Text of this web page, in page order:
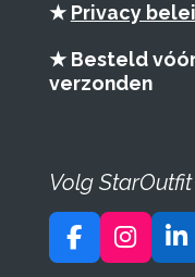
★ Privacy
★ Besteld
verzonden
Volg StarOutfit
F
I
L